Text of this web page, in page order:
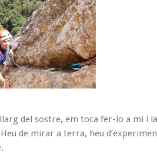
del sostre, em toca fer-lo a mi i
de mirar a terra, heu